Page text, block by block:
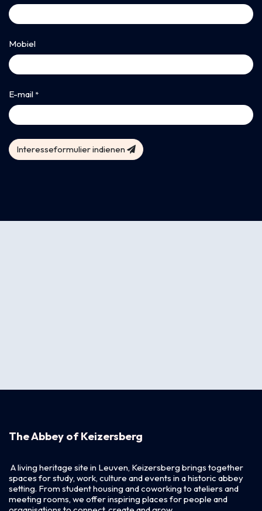
Mobiel
E-mail *
Interesseformulier indienen
The Abbey of Keizersberg
A living heritage site in Leuven, Keizersberg brings together
spaces for study, work, culture and events in a historic abbey
setting. From student housing and coworking to ateliers and
meeting rooms, we offer inspiring places for people and